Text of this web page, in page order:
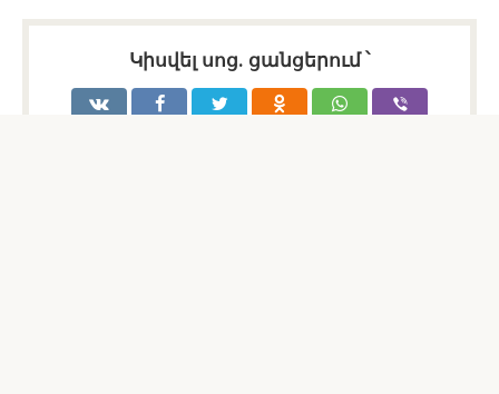
Կիսվել սոց․ ցանցերում ՝